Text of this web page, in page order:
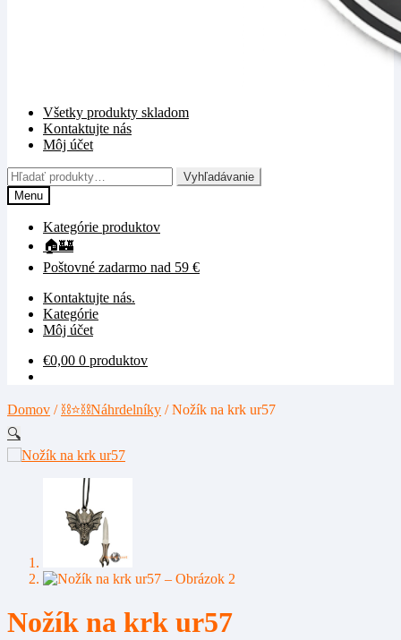
Všetky produkty skladom
Kontaktujte nás
Môj účet
Hľadať:
Vyhľadávanie
Menu
Kategórie produktov
🏠🏰
Poštovné zadarmo nad 59 €
Kontaktujte nás.
Kategórie
Môj účet
€0,00 0 produktov
Domov / ⛓⭐⛓️Náhrdelníky /Nožík na krk ur57
🔍
Nožík na krk ur57